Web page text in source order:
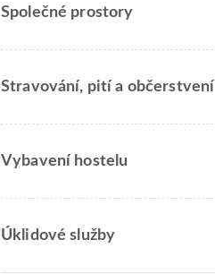
Společné prostory
Stravování, pití a občerstvení
Vybavení hostelu
Úklidové služby